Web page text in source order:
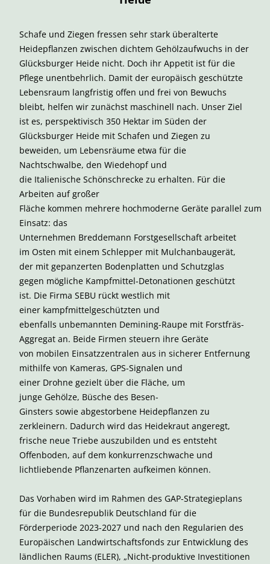
Schafe und Ziegen fressen sehr stark überalterte
Heidepflanzen zwischen dichtem Gehölzaufwuchs in der
Glücksburger Heide nicht. Doch ihr Appetit ist für die
Pflege unentbehrlich. Damit der europäisch geschützte
Lebensraum langfristig offen und frei von Bewuchs
bleibt, helfen wir zunächst maschinell nach. Unser Ziel
ist es, perspektivisch 350 Hektar im Süden der
Glücksburger Heide mit Schafen und Ziegen zu
beweiden, um Lebensräume etwa für die
Nachtschwalbe, den Wiedehopf und
die Italienische Schönschrecke zu erhalten. Für die
Arbeiten auf großer
Fläche kommen mehrere hochmoderne Geräte parallel zum
Einsatz: das
Unternehmen Breddemann Forstgesellschaft arbeitet
im Osten mit einem Schlepper mit Mulchanbaugerät,
der mit gepanzerten Bodenplatten und Schutzglas
gegen mögliche Kampfmittel-Detonationen geschützt
ist. Die Firma SEBU rückt westlich mit
einer kampfmittelgeschützten und
ebenfalls unbemannten Demining-Raupe mit Forstfräs-
Aggregat an. Beide Firmen steuern ihre Geräte
von mobilen Einsatzzentralen aus in sicherer Entfernung
mithilfe von Kameras, GPS-Signalen und
einer Drohne gezielt über die Fläche, um
junge Gehölze, Büsche des Besen-
Ginsters sowie abgestorbene Heidepflanzen zu
zerkleinern. Dadurch wird das Heidekraut angeregt,
frische neue Triebe auszubilden und es entsteht
Offenboden, auf dem konkurrenzschwache und
lichtliebende Pflanzenarten aufkeimen können.
Das Vorhaben wird im Rahmen des GAP-Strategieplans
für die Bundesrepublik Deutschland für die
Förderperiode 2023-2027 und nach den Regularien des
Europäischen Landwirtschaftsfonds zur Entwicklung des
ländlichen Raums (ELER), „Nicht-produktive Investitionen